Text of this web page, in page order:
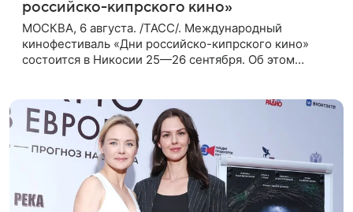
российско-кипрского кино»
МОСКВА, 6 августа. /ТАСС/. Международный
кинофестиваль «Дни российско-кипрского кино»
состоится в Никосии 25—26 сентября. Об этом